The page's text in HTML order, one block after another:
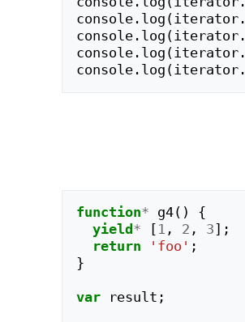
console. log (iterator.
console. log (iterator.
console. log (iterator.
console. log (iterator.
function* g4()
{
yield * [ 1 , 2 , 3];
return
'foo' ;
}
var result ;